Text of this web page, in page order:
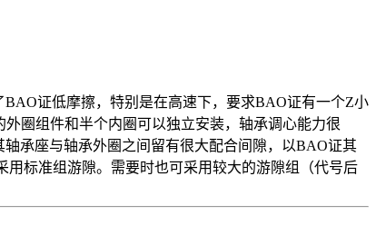
证低摩擦，特别是在高速下，要求BAO证有一个Z小
外圈组件和半个内圈可以独立安装，轴承调心能力很
承座与轴承外圈之间留有很大配合间隙，以BAO证其
标准组游隙。需要时也可采用较大的游隙组（代号后